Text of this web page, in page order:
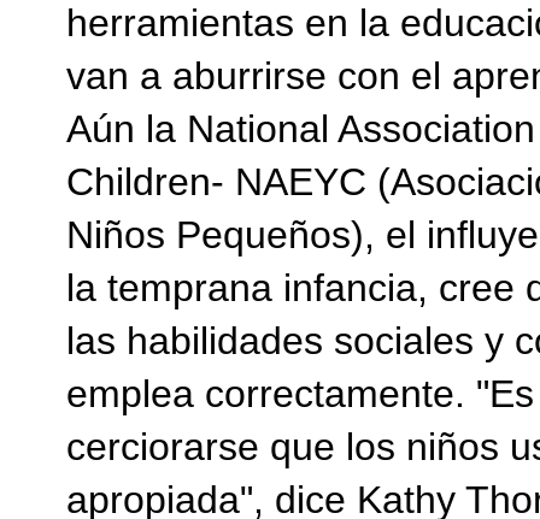
herramientas en la
van a aburrirse con el
Aún la National
Children- NAEYC
Niños Pequeños), el
la temprana infancia, cree
las habilidades sociales y
emplea correctamente.
cerciorarse que los niños
apropiada", dice Kathy